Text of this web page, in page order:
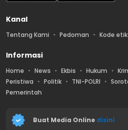
Kanal
Tentang Kami Pedoman Kode etik
Informasi
Home News Ekbis Hukum
Peristiwa
Politik TNI-POLRI
Pemerintah
Buat Media Online disini